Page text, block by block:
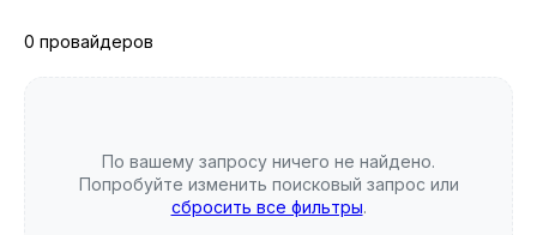
0 провайдеров
По вашему запросу ничего не найдено.
Попробуйте изменить поисковый запрос или
сбросить все фильтры.